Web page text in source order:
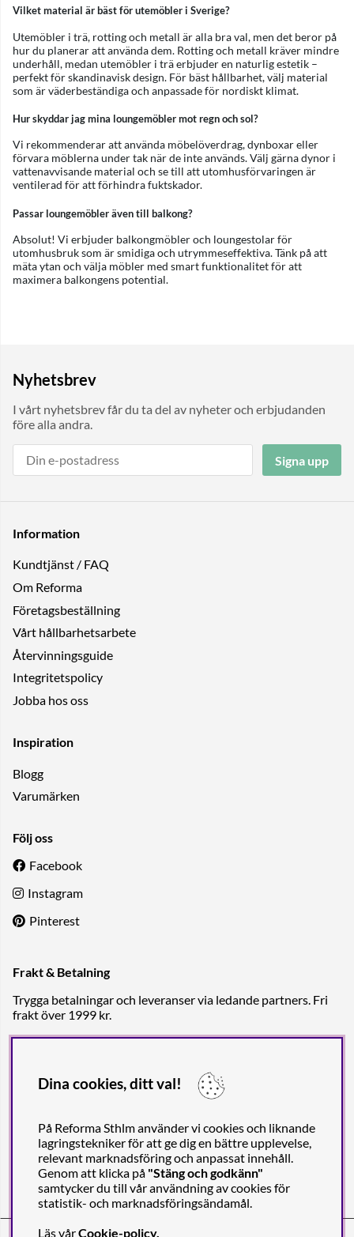
Vilket material är bäst för utemöbler i Sverige?
Utemöbler i trä, rotting och metall är alla bra val, men det beror på
hur du planerar att använda dem. Rotting och metall kräver mindre
underhåll, medan utemöbler i trä erbjuder en naturlig estetik –
perfekt för skandinavisk design. För bäst hållbarhet, välj material
som är väderbeständiga och anpassade för nordiskt klimat.
Hur skyddar jag mina loungemöbler mot regn och sol?
Vi rekommenderar att använda möbelöverdrag, dynboxar eller
förvara möblerna under tak när de inte används. Välj gärna dynor i
vattenavvisande material och se till att utomhusförvaringen är
ventilerad för att förhindra fuktskador.
Passar loungemöbler även till balkong?
Absolut! Vi erbjuder balkongmöbler och loungestolar för
utomhusbruk som är smidiga och utrymmeseffektiva. Tänk på att
mäta ytan och välja möbler med smart funktionalitet för att
maximera balkongens potential.
Nyhetsbrev
I vårt nyhetsbrev får du ta del av nyheter och erbjudanden
före alla andra.
Signa upp
Information
Kundtjänst / FAQ
Om Reforma
Företagsbeställning
Vårt hållbarhetsarbete
Återvinningsguide
Integritetspolicy
Jobba hos oss
Inspiration
Blogg
Varumärken
Följ oss
Facebook
Instagram
Pinterest
Frakt & Betalning
Trygga betalningar och leveranser via ledande partners. Fri
frakt över 1999 kr.
Dina cookies, ditt val!
På Reforma Sthlm använder vi cookies och liknande
lagringstekniker för att ge dig en bättre upplevelse,
relevant marknadsföring och anpassat innehåll.
Genom att klicka på "Stäng och godkänn"
samtycker du till vår användning av cookies för
statistik- och marknadsföringsändamål.
Läs vårCookie-policy.